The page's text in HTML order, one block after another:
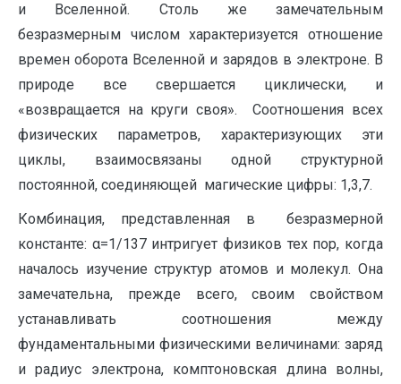
и Вселенной. Столь же замечательным
безразмерным числом характеризуется отношение
времен оборота Вселенной и зарядов в электроне. В
природе все свершается циклически, и
«возвращается на круги своя». Соотношения всех
физических параметров, характеризующих эти
циклы, взаимосвязаны одной структурной
постоянной, соединяющей магические цифры: 1,3,7.
Комбинация, представленная в безразмерной
константе: α=1/137 интригует физиков тех пор, когда
началось изучение структур атомов и молекул. Она
замечательна, прежде всего, своим свойством
устанавливать соотношения между
фундаментальными физическими величинами: заряд
и радиус электрона, комптоновская длина волны,